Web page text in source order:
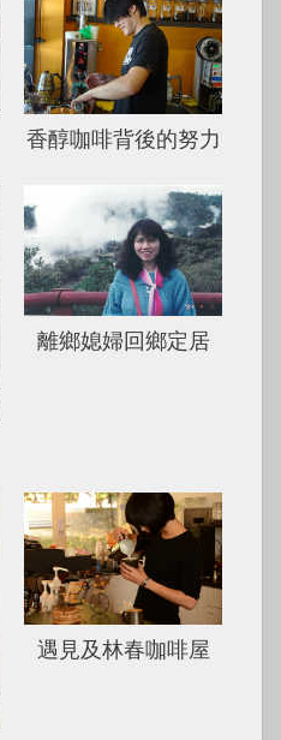
香醇咖啡背後的努力
離鄉媳婦回鄉定居
遇見及林春咖啡屋